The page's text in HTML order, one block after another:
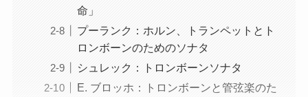
命」
プーランク：ホルン、トランペットとト
ロンボーンのためのソナタ
シュレック：トロンボーンソナタ
E. ブロッホ：トロンボーンと管弦楽のた